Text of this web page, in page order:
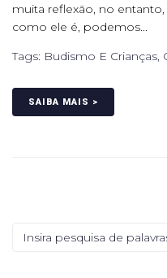
muita reflexão, no
como ele é, podemos...
Tags: Budismo E Crianças,
SAIBA MAIS >